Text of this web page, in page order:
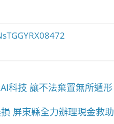
科技 讓不法棄置無所遁形
屏東縣全力辦理現金救助